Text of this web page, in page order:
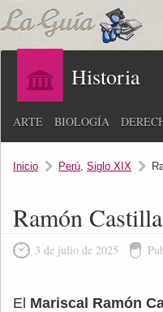
Historia
ARTE BIOLOGÍA
Inicio Perú, Siglo XIX
Ramón
3 de julio de 2025
El Mariscal Ramón